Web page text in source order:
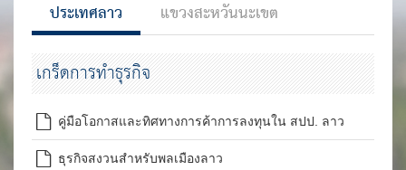
ประเทศลาว แขวงสะหวันนะเขต
เกร็ดการทำธุรกิจ
คู่มือโอกาสและทิศทางการค้าการลงทุนใน สปป. ลาว
ฉบับปรับปรุง 2561
ธุรกิจสงวนสำหรับพลเมืองลาว